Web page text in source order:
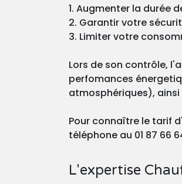
1. Augmenter la durée
2. Garantir votre
3. Limiter votre
Lors de son contrôle,
perfomances
atmosphériques),
Pour connaître le tarif
téléphone au 01 87 66
L'expertise